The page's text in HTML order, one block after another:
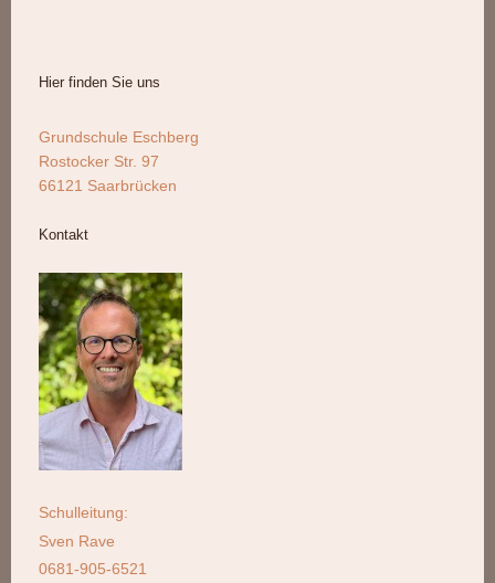
Hier finden Sie uns
Grundschule Eschberg
Rostocker Str. 97
66121 Saarbrücken
Kontakt
Schulleitung:
Sven Rave
0681-905-6521